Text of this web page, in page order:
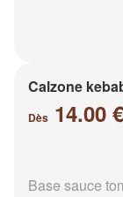
Calzone
Dès 14.00 €
Base sauce